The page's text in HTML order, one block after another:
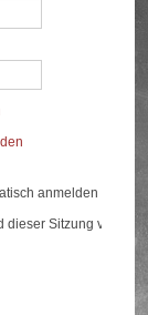
anmelden
dieser Sitzung